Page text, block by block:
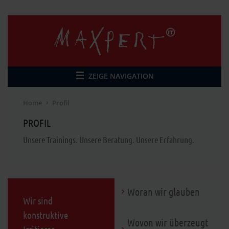
ZEIGE NAVIGATION
PROFIL
Unsere Trainings. Unsere Beratung. Unsere Erfahrung.
Wir sind
konstruktive
Woran wir glauben
Wovon wir überzeugt